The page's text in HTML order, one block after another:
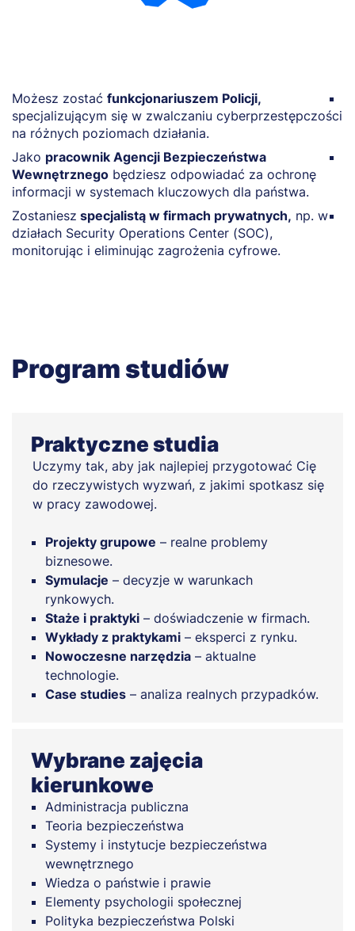
Możesz zostać funkcjonariuszem Policji,
specjalizującym się w zwalczaniu cyberprzestępczości
na różnych poziomach działania.
Jako pracownik Agencji Bezpieczeństwa
Wewnętrznego będziesz odpowiadać za ochronę
informacji w systemach kluczowych dla państwa.
Zostaniesz specjalistą w firmach prywatnych, np. w
działach Security Operations Center (SOC),
monitorując i eliminując zagrożenia cyfrowe.
Program studiów
Praktyczne studia
Uczymy tak, aby jak najlepiej przygotować Cię
do rzeczywistych wyzwań, z jakimi spotkasz się
w pracy zawodowej.
Projekty grupowe – realne problemy
biznesowe.
Symulacje – decyzje w warunkach
rynkowych.
Staże i praktyki – doświadczenie w firmach.
Wykłady z praktykami – eksperci z rynku.
Nowoczesne narzędzia – aktualne
technologie.
Case studies – analiza realnych przypadków.
Wybrane zajęcia
kierunkowe
Administracja publiczna
Teoria bezpieczeństwa
Systemy i instytucje bezpieczeństwa
wewnętrznego
Wiedza o państwie i prawie
Elementy psychologii społecznej
Polityka bezpieczeństwa Polski